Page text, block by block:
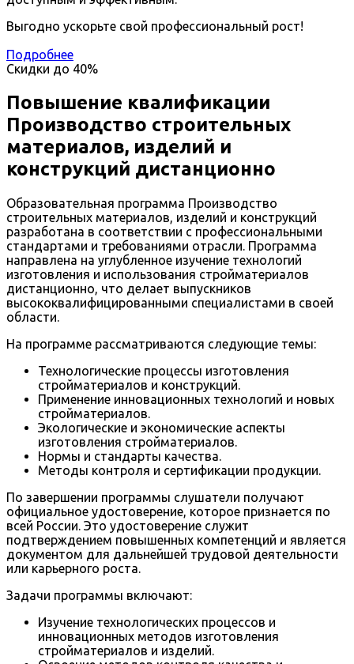
Выгодно ускорьте свой профессиональный рост!
Подробнее
Скидки до 40%
Повышение квалификации
Производство строительных
материалов, изделий и
конструкций дистанционно
Образовательная программа Производство
строительных материалов, изделий и конструкций
разработана в соответствии с профессиональными
стандартами и требованиями отрасли. Программа
направлена на углубленное изучение технологий
изготовления и использования стройматериалов
дистанционно, что делает выпускников
высококвалифицированными специалистами в своей
области.
На программе рассматриваются следующие темы:
Технологические процессы изготовления
стройматериалов и конструкций.
Применение инновационных технологий и новых
стройматериалов.
Экологические и экономические аспекты
изготовления стройматериалов.
Нормы и стандарты качества.
Методы контроля и сертификации продукции.
По завершении программы слушатели получают
официальное удостоверение, которое признается по
всей России. Это удостоверение служит
подтверждением повышенных компетенций и является
документом для дальнейшей трудовой деятельности
или карьерного роста.
Задачи программы включают:
Изучение технологических процессов и
инновационных методов изготовления
стройматериалов и изделий.